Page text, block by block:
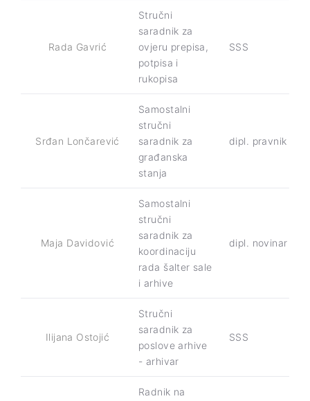
Rada Gavrić
Stručni
saradnik za
ovjeru prepisa,
potpisa i
rukopisa
SSS
Srđan Lončarević
Samostalni
stručni
saradnik za
građanska
stanja
dipl. pravnik
Maja Davidović
Samostalni
stručni
saradnik za
koordinaciju
rada šalter sale
i arhive
dipl. novinar
Ilijana Ostojić
Stručni
saradnik za
poslove arhive
- arhivar
SSS
Radnik na